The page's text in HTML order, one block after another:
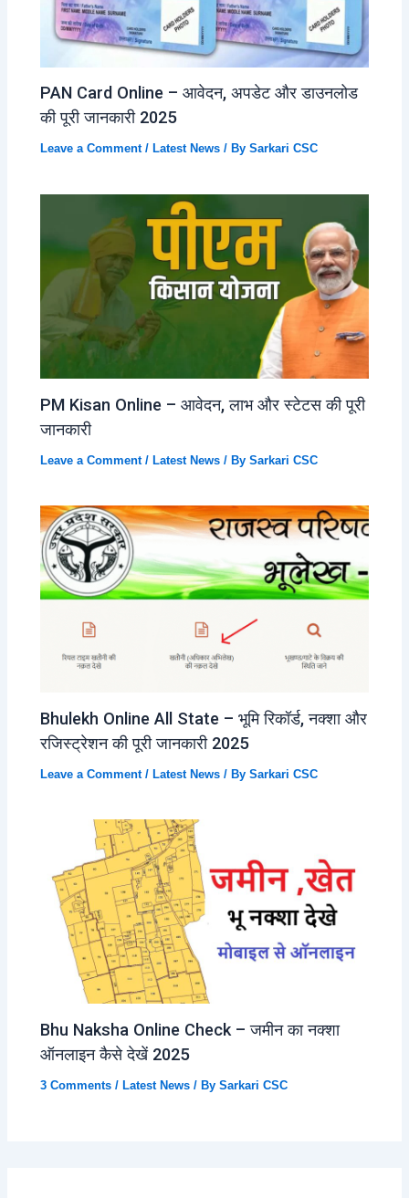
PAN Card Online – आवेदन, अपडेट और डाउनलोड
की पूरी जानकारी 2025
Leave a Comment / Latest News / BySarkari CSC
PM Kisan Online – आवेदन, लाभ और स्टेटस की पूरी
जानकारी
Leave a Comment /Latest News / BySarkari CSC
Bhulekh Online All State – भूमि रिकॉर्ड, नक्शा और
रजिस्ट्रेशन की पूरी जानकारी 2025
Leave a Comment /Latest News / BySarkari CSC
Bhu Naksha Online Check – जमीन का नक्शा
ऑनलाइन कैसे देखें 2025
3 Comments /Latest News / BySarkari CSC